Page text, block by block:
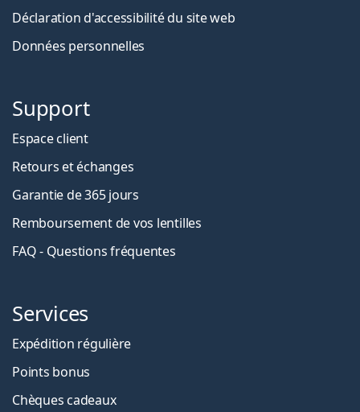
Déclaration d'accessibilité du site web
Données personnelles
Support
Espace client
Retours et échanges
Garantie de 365 jours
Remboursement de vos lentilles
FAQ - Questions fréquentes
Services
Expédition régulière
Points bonus
Chèques cadeaux